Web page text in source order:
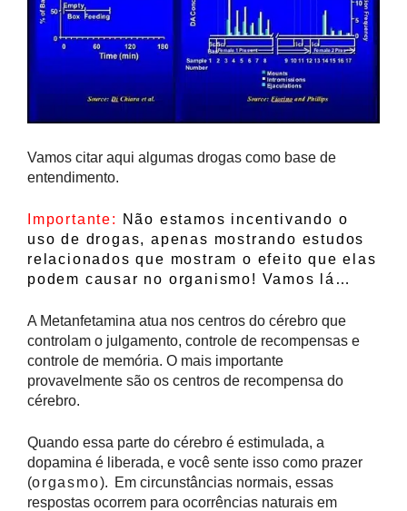
Vamos citar aqui algumas drogas como base de
entendimento.
Importante:
Não estamos incentivando o
uso de drogas, apenas mostrando estudos
relacionados que mostram o efeito que elas
podem causar no organismo! Vamos lá…
A Metanfetamina atua nos centros do cérebro que
controlam o julgamento, controle de recompensas e
controle de memória. O mais importante
provavelmente são os centros de recompensa do
cérebro.
Quando essa parte do cérebro é estimulada, a
dopamina é liberada, e você sente isso como prazer
(orgasmo). Em circunstâncias normais, essas
respostas ocorrem para ocorrências naturais em